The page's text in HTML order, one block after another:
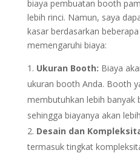
biaya pembuatan booth
lebih rinci. Namun, saya
kasar berdasarkan
memengaruhi biaya:
Ukuran Booth: Biaya
ukuran booth Anda. Booth
membutuhkan lebih banyak
sehingga biayanya akan
Desain dan
termasuk tingkat